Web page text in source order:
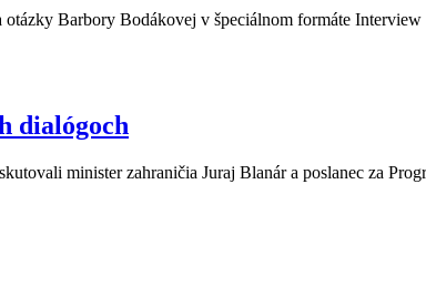
Barbory Bodákovej v špeciálnom formáte Interview
dialógoch
minister zahraničia Juraj Blanár a poslanec za